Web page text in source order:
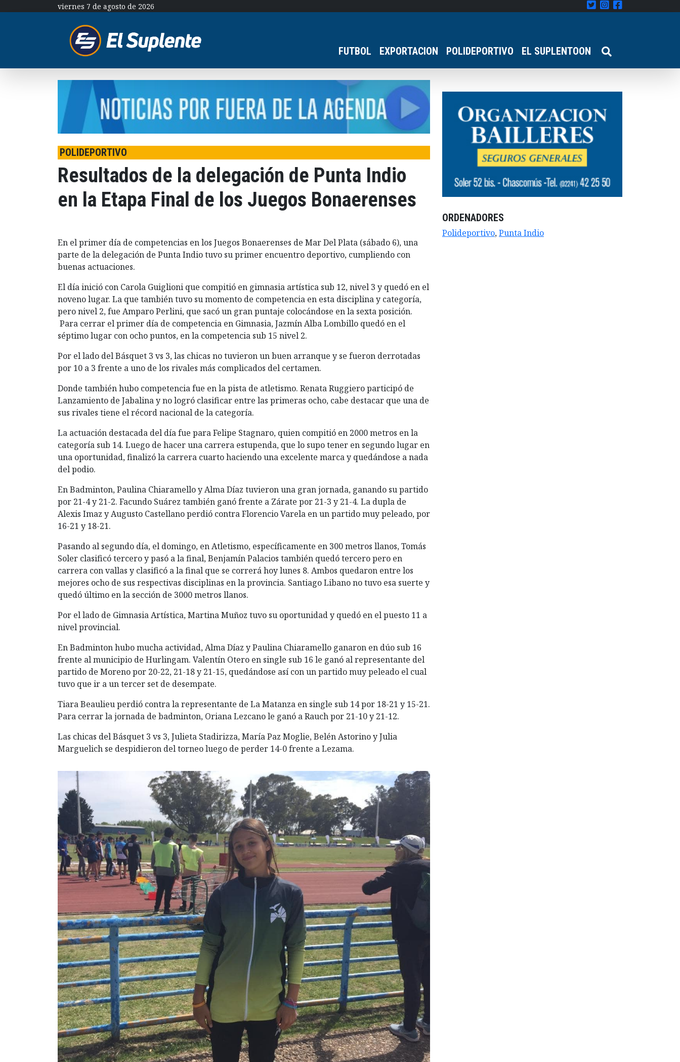
viernes 7 de agosto de 2026
FUTBOL EXPORTACION POLIDEPORTIVO EL SUPLENTOON
POLIDEPORTIVO
Resultados de la delegación de Punta Indio
en la Etapa Final de los Juegos Bonaerenses
En el primer día de competencias en los Juegos Bonaerenses de Mar Del Plata (sábado 6), una
parte de la delegación de Punta Indio tuvo su primer encuentro deportivo, cumpliendo con
buenas actuaciones.
El día inició con Carola Guiglioni que compitió en gimnasia artística sub 12, nivel 3 y quedó en el
noveno lugar. La que también tuvo su momento de competencia en esta disciplina y categoría,
pero nivel 2, fue Amparo Perlini, que sacó un gran puntaje colocándose en la sexta posición.
Para cerrar el primer día de competencia en Gimnasia, Jazmín Alba Lombillo quedó en el
séptimo lugar con ocho puntos, en la competencia sub 15 nivel 2.
Por el lado del Básquet 3 vs 3, las chicas no tuvieron un buen arranque y se fueron derrotadas
por 10 a 3 frente a uno de los rivales más complicados del certamen.
Donde también hubo competencia fue en la pista de atletismo. Renata Ruggiero participó de
Lanzamiento de Jabalina y no logró clasificar entre las primeras ocho, cabe destacar que una de
sus rivales tiene el récord nacional de la categoría.
La actuación destacada del día fue para Felipe Stagnaro, quien compitió en 2000 metros en la
categoría sub 14. Luego de hacer una carrera estupenda, que lo supo tener en segundo lugar en
una oportunidad, finalizó la carrera cuarto haciendo una excelente marca y quedándose a nada
del podio.
En Badminton, Paulina Chiaramello y Alma Díaz tuvieron una gran jornada, ganando su partido
por 21-4 y 21-2. Facundo Suárez también ganó frente a Zárate por 21-3 y 21-4. La dupla de
Alexis Imaz y Augusto Castellano perdió contra Florencio Varela en un partido muy peleado, por
16-21 y 18-21.
Pasando al segundo día, el domingo, en Atletismo, específicamente en 300 metros llanos, Tomás
Soler clasificó tercero y pasó a la final, Benjamín Palacios también quedó tercero pero en
carrera con vallas y clasificó a la final que se correrá hoy lunes 8. Ambos quedaron entre los
mejores ocho de sus respectivas disciplinas en la provincia. Santiago Libano no tuvo esa suerte y
quedó último en la sección de 3000 metros llanos.
Por el lado de Gimnasia Artística, Martina Muñoz tuvo su oportunidad y quedó en el puesto 11 a
nivel provincial.
En Badminton hubo mucha actividad, Alma Díaz y Paulina Chiaramello ganaron en dúo sub 16
frente al municipio de Hurlingam. Valentín Otero en single sub 16 le ganó al representante del
partido de Moreno por 20-22, 21-18 y 21-15, quedándose así con un partido muy peleado el cual
tuvo que ir a un tercer set de desempate.
Tiara Beaulieu perdió contra la representante de La Matanza en single sub 14 por 18-21 y 15-21.
Para cerrar la jornada de badminton, Oriana Lezcano le ganó a Rauch por 21-10 y 21-12.
Las chicas del Básquet 3 vs 3, Julieta Stadirizza, María Paz Moglie, Belén Astorino y Julia
Marguelich se despidieron del torneo luego de perder 14-0 frente a Lezama.
ORDENADORES
Polideportivo,Punta Indio